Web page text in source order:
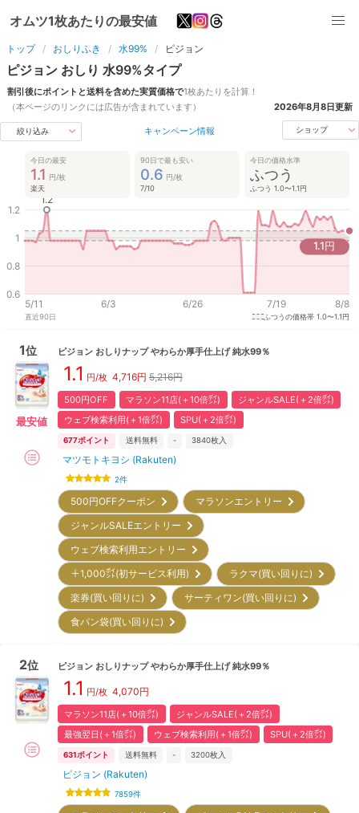
オムツ1枚あたりの最安値
トップ おしりふき 水99% ピジョン
ピジョン おしり 水99%タイプ
割引後にポイントと送料を含めた実質価格で1枚あたりを計算！
（本ページのリンクには広告が含まれています）
2026年8月8日更新
絞り込み キャンペーン情報 ショップ
今日の最安
1.1 円/枚
楽天
90日で最も安い
0.6 円/枚
7/10
今日の価格水準
ふつう
ふつう 1.0〜1.1円
0.6
0.8
1
1.2
5/11 6/3 6/26 7/19 8/8
1.2
1.1円
直近90日 ふつうの価格帯1.0〜1.1円
1位
最安値
ピジョン おしりナップ やわらか厚手仕上げ 純水99％
1.1 円/枚 4,716円 5,216円
500円OFF マラソン11店(＋10倍㌽)
ジャンルSALE(＋2倍㌽)
ウェブ検索利用(＋1倍㌽)
SPU(＋2倍㌽)
677ポイント 送料無料 - 3840枚入
マツモトキヨシ (Rakuten)
2件
500円OFFクーポン
マラソンエントリー
ジャンルSALEエントリー
ウェブ検索利用エントリー
＋1,000㌽(初サービス利用)
ラクマ(買い回りに)
楽券(買い回りに)
サーティワン(買い回りに)
食パン袋(買い回りに)
2位 ピジョン おしりナップ やわらか厚手仕上げ 純水99％
1.1 円/枚 4,070円
マラソン11店(＋10倍㌽)
ジャンルSALE(＋2倍㌽)
最強翌日(＋1倍㌽)
ウェブ検索利用(＋1倍㌽) SPU(＋2倍㌽)
631ポイント 送料無料 - 3200枚入
ピジョン (Rakuten)
7859件